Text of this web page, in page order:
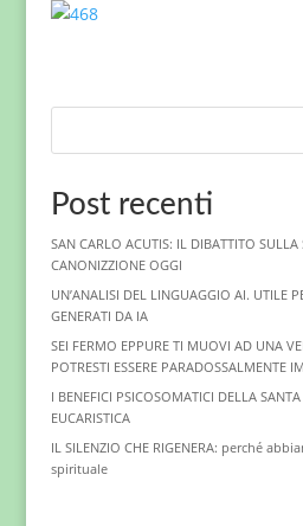
Post recenti
SAN CARLO ACUTIS: IL DIBATTITO SULLA
CANONIZZIONE OGGI
UN’ANALISI DEL LINGUAGGIO AI. UTILE
GENERATI DA IA
SEI FERMO EPPURE TI MUOVI AD UNA
POTRESTI ESSERE PARADOSSALMENTE
I BENEFICI PSICOSOMATICI DELLA
EUCARISTICA
IL SILENZIO CHE RIGENERA: perché
spirituale